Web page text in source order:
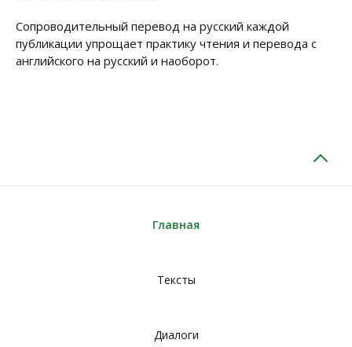
Сопроводительный перевод на русский каждой
публикации упрощает практику чтения и перевода с
английского на русский и наоборот.
Главная
Тексты
Диалоги